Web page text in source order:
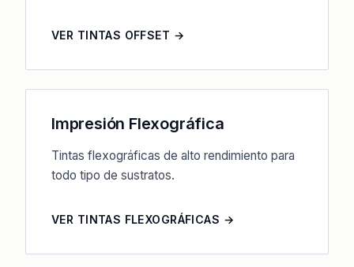
VER TINTAS OFFSET →
Impresión Flexográfica
Tintas flexográficas de alto rendimiento para
todo tipo de sustratos.
VER TINTAS FLEXOGRÁFICAS →